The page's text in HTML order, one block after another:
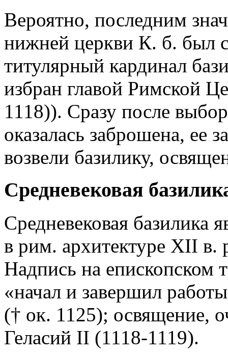
Вероятно, последним
нижней церкви К. б. был
титулярный кардинал
избран главой Римской
1118)). Сразу после
оказалась заброшена, ее
возвели базилику,
Средневековая
Средневековая базилика
в рим. архитектуре XII в.
Надпись на епископском
«начал и завершил
(† ок. 1125); освящение,
Геласий II (1118-1119).